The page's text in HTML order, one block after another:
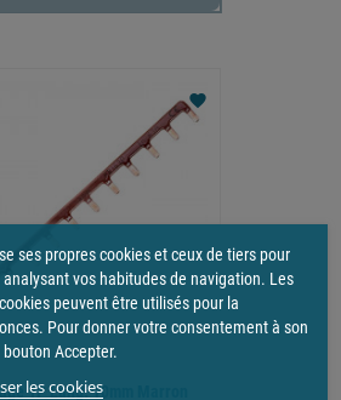
1P Lang. 10mm Marron
favorite
ses propres cookies et ceux de tiers pour
vos habitudes de navigation. Les
peuvent être utilisés pour la
Pour donner votre consentement à son
Accepter.
les cookies